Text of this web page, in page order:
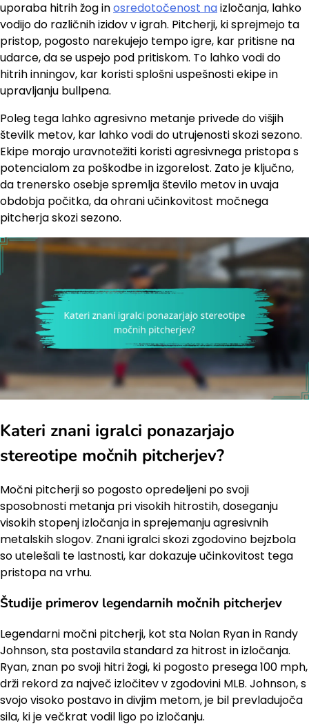
uporaba hitrih žog inosredotočenost naizločanja, lahko
vodijo do različnih izidov v igrah. Pitcherji, ki sprejmejo ta
pristop, pogosto narekujejo tempo igre, kar pritisne na
udarce, da se uspejo pod pritiskom. To lahko vodi do
hitrih inningov, kar koristi splošni uspešnosti ekipe in
upravljanju bullpena.
Poleg tega lahko agresivno metanje privede do višjih
številk metov, kar lahko vodi do utrujenosti skozi sezono.
Ekipe morajo uravnotežiti koristi agresivnega pristopa s
potencialom za poškodbe in izgorelost. Zato je ključno,
da trenersko osebje spremlja število metov in uvaja
obdobja počitka, da ohrani učinkovitost močnega
pitcherja skozi sezono.
Kateri znani igralci ponazarjajo
stereotipe močnih pitcherjev?
Močni pitcherji so pogosto opredeljeni po svoji
sposobnosti metanja pri visokih hitrostih, doseganju
visokih stopenj izločanja in sprejemanju agresivnih
metalskih slogov. Znani igralci skozi zgodovino bejzbola
so utelešali te lastnosti, kar dokazuje učinkovitost tega
pristopa na vrhu.
Študije primerov legendarnih močnih pitcherjev
Legendarni močni pitcherji, kot sta Nolan Ryan in Randy
Johnson, sta postavila standard za hitrost in izločanja.
Ryan, znan po svoji hitri žogi, ki pogosto presega 100 mph,
drži rekord za največ izločitev v zgodovini MLB. Johnson, s
svojo visoko postavo in divjim metom, je bil prevladujoča
sila, ki je večkrat vodil ligo po izločanju.